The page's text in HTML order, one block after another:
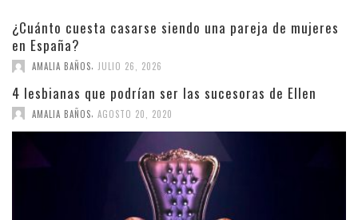
¿Cuánto cuesta casarse siendo una pareja de mujeres
en España?
AMALIA BAÑOS JULIO 26, 2026
4 lesbianas que podrían ser las sucesoras de Ellen
AMALIA BAÑOS AGOSTO 20, 2020